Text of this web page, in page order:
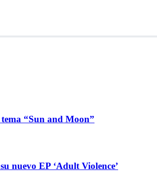
“Sun and Moon”
nuevo EP ‘Adult Violence’